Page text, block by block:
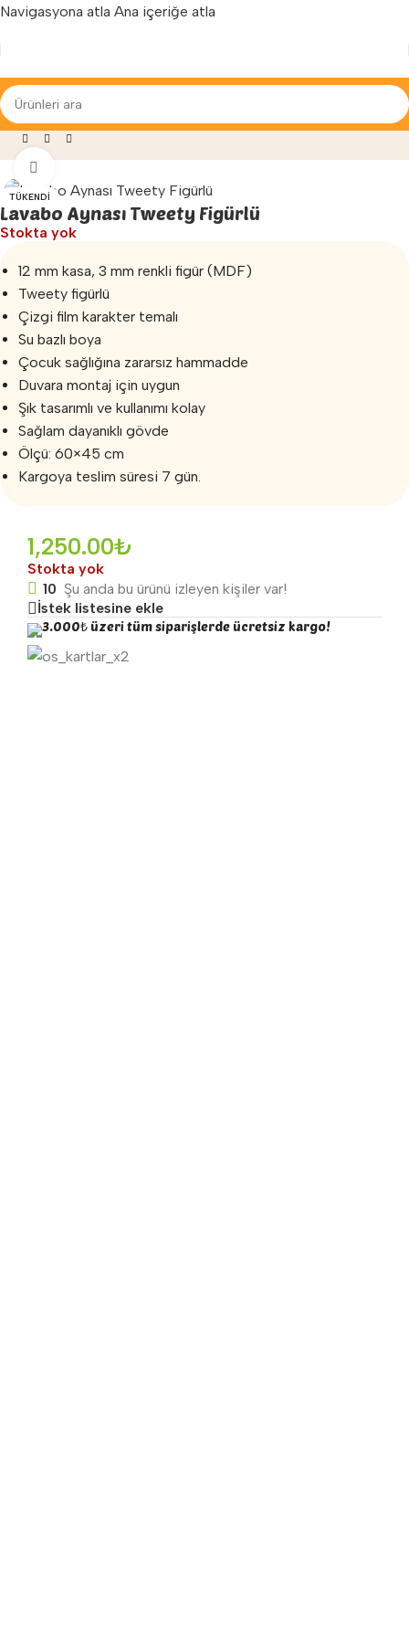
Navigasyona atla Ana içeriğe atla
»Banyo Duvar Aynası
TÜKENDI
Lavabo Aynası Tweety Figürlü
Stokta yok
12 mm kasa, 3 mm renkli figür (MDF)
Tweety figürlü
Çizgi film karakter temalı
Su bazlı boya
Çocuk sağlığına zararsız hammadde
Duvara montaj için uygun
Şık tasarımlı ve kullanımı kolay
Sağlam dayanıklı gövde
Ölçü: 60×45 cm
Kargoya teslim süresi 7 gün.
1,250.00₺
Stokta yok
10 Şu anda bu ürünü izleyen kişiler var!
İstek listesine ekle
3.000₺ üzeri tüm siparişlerde ücretsiz kargo!